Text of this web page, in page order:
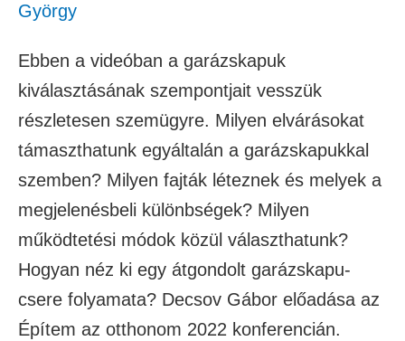
György
Ebben a videóban a garázskapuk
kiválasztásának szempontjait vesszük
részletesen szemügyre. Milyen elvárásokat
támaszthatunk egyáltalán a garázskapukkal
szemben? Milyen fajták léteznek és melyek a
megjelenésbeli különbségek? Milyen
működtetési módok közül választhatunk?
Hogyan néz ki egy átgondolt garázskapu-
csere folyamata? Decsov Gábor előadása az
Építem az otthonom 2022 konferencián.